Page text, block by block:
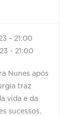
- 21:00
- 21:00
Nunes após
traz
vida e da
sucessos,